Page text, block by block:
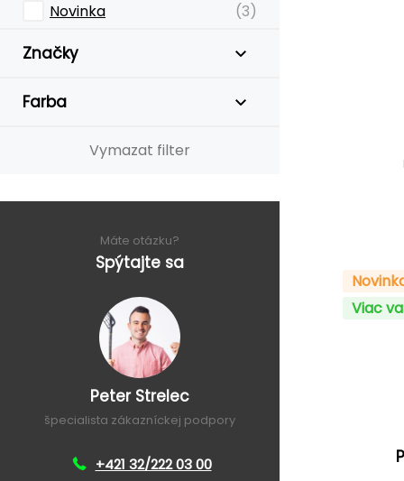
Novinka
(3)
Značky
Farba
Vymazat filter
Máte otázku?
Spýtajte sa
Peter Strelec
špecialista zákazníckej podpory
+421 32/222 03 00
Viac